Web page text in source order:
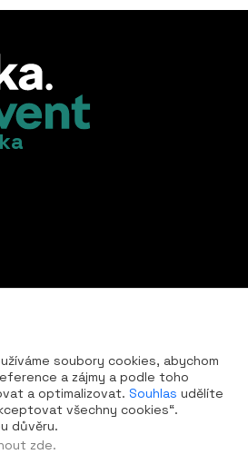
soubory cookies, abychom
a zájmy a podle toho
a optimalizovat. Souhlas udělíte
všechny cookies“.
důvěru.
zde.